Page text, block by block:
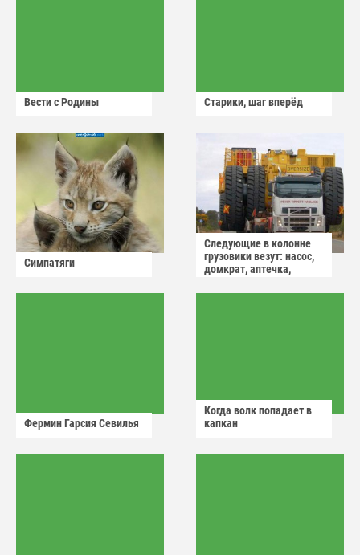
Вести с Родины Старики, шаг вперёд
Симпатяги
Следующие в колонне
грузовики везут: насос,
домкрат, аптечка,
Фермин Гарсия Севилья
Когда волк попадает в
капкан